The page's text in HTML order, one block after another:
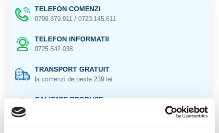
TELEFON COMENZI
0799.879.911 / 0723.145.611
TELEFON INFORMATII
0725.542.038
TRANSPORT GRATUIT
la comenzi de peste 239 lei
CALITATE PRODUSE